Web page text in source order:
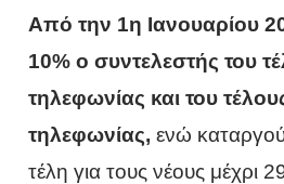
Από την 1η Ιανουαρίου
10% ο συντελεστής του
τηλεφωνίας και του
τηλεφωνίας, ενώ
τέλη για τους νέους μέχρι